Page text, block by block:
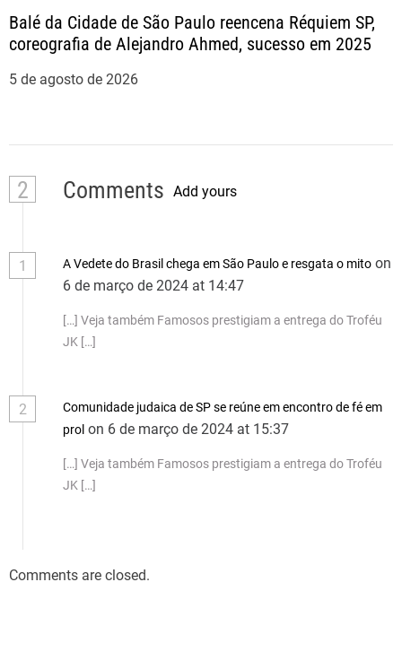
Balé da Cidade de São Paulo reencena Réquiem SP,
coreografia de Alejandro Ahmed, sucesso em 2025
5 de agosto de 2026
2 Comments Add yours
1 A Vedete do Brasil chega em São Paulo e resgata o mito on
6 de março de 2024 at 14:47
[…] Veja também Famosos prestigiam a entrega do Troféu
JK […]
2
Comunidade judaica de SP se reúne em encontro de fé em
prol on 6 de março de 2024 at 15:37
[…] Veja também Famosos prestigiam a entrega do Troféu
JK […]
Comments are closed.